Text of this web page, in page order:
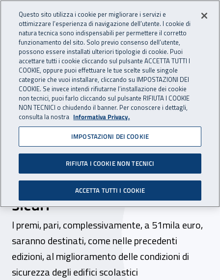
INAIL - Istituto Nazionale
Apri cerca
Navigazione principale
Navigazione - Ti trovi in:
Home Inail comunica News
01 giugno 2017
Premiazione finale del
concorso @ scuola di
prevenzione: a(c)corti &
sicuri
I premi, pari, complessivamente, a 51mila euro,
saranno destinati, come nelle precedenti
edizioni, al miglioramento delle condizioni di
sicurezza degli edifici scolastici
Questo sito utilizza i cookie per migliorare i servizi e
ottimizzare l’esperienza di navigazione dell’utente. I cookie di
natura tecnica sono indispensabili per permettere il corretto
funzionamento del sito. Solo previo consenso dell’utente,
possono essere installati ulteriori tipologie di cookie. Puoi
accettare tutti i cookie cliccando sul pulsante ACCETTA TUTTI I
COOKIE, oppure puoi effettuare le tue scelte sulle singole
categorie che vuoi installare, cliccando su IMPOSTAZIONI DEI
COOKIE. Se invece intendi rifiutarne l’installazione dei cookie
non tecnici, puoi farlo cliccando sul pulsante RIFIUTA I COOKIE
NON TECNICI o chiudendo il banner. Per conoscere i dettagli,
consulta la nostra Informativa Privacy.
IMPOSTAZIONI DEI COOKIE
RIFIUTA I COOKIE NON TECNICI
ACCETTA TUTTI I COOKIE